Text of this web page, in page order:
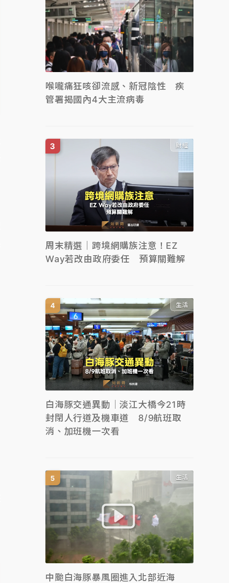
喉嚨痛狂咳卻流感、新冠陰性 疾
管署揭國內4大主流病毒
財經
周末精選｜跨境網購族注意！EZ
Way若改由政府委任 預算關難解
生活
白海豚交通異動｜淡江大橋今21時
封閉人行道及機車道 8/9航班取
消、加班機一次看
生活
中颱白海豚暴風圈進入北部近海